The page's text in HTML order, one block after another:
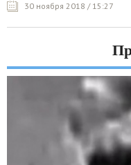
30 ноября 2018 / 15:27